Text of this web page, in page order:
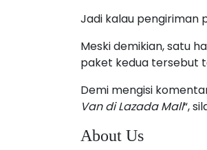
Jadi kalau pengiriman
Meski demikian, satu
paket kedua tersebut
Demi mengisi
Van di Lazada Mall“,
About Us